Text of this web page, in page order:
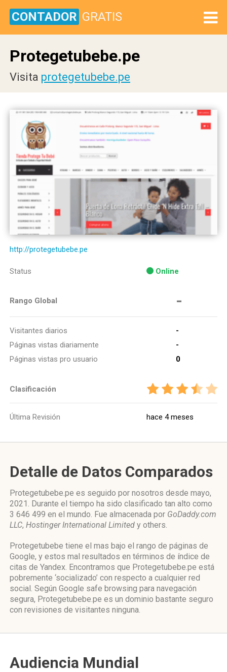
CONTADOR GRATIS
Protegetubebe.pe
Visita protegetubebe.pe
http://protegetubebe.pe
Status Online
Rango Global -
Visitantes diarios
-
Páginas vistas diariamente
-
Páginas vistas pro usuario
0
Clasificación
Última Revisión hace 4 meses
Detalle de Datos Comparados
Protegetubebe.pe es seguido por nosotros desde mayo,
2021. Durante el tiempo ha sido clasificado tan alto como
3 646 499 en el mundo. Fue almacenada por GoDaddy.com
LLC, Hostinger International Limited y others.
Protegetubebe tiene el mas bajo el rango de páginas de
Google, y estos mal resultados en términos de índice de
citas de Yandex. Encontramos que Protegetubebe.pe está
pobremente ‘socializado’ con respecto a cualquier red
social. Según Google safe browsing para navegación
segura, Protegetubebe.pe es un dominio bastante seguro
con revisiones de visitantes ninguna.
Audiencia Mundial